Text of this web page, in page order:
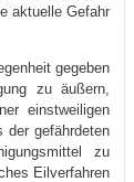
aktuelle Gefahr
gegeben
zu äußern,
einstweiligen
der gefährdeten
zu
Eilverfahren